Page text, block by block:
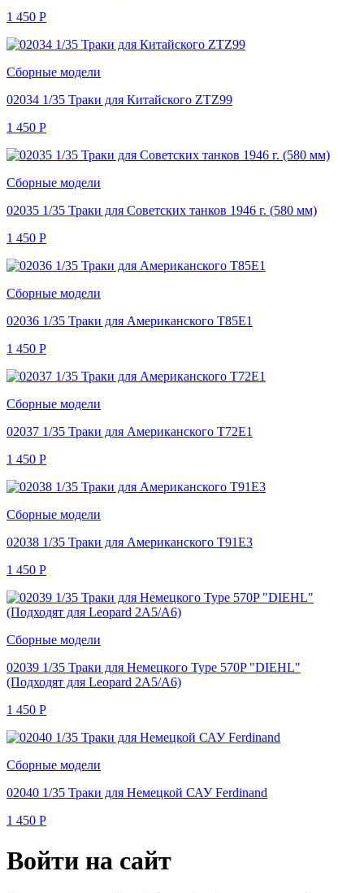
1 450 Р
Сборные модели
02034 1/35 Траки для Китайского ZTZ99
1 450 Р
Сборные модели
02035 1/35 Траки для Советских танков 1946 г. (580 мм)
1 450 Р
Сборные модели
02036 1/35 Траки для Американского T85E1
1 450 Р
Сборные модели
02037 1/35 Траки для Американского T72E1
1 450 Р
Сборные модели
02038 1/35 Траки для Американского T91E3
1 450 Р
Сборные модели
02039 1/35 Траки для Немецкого Type 570P "DIEHL"
(Подходят для Leopard 2A5/A6)
1 450 Р
Сборные модели
02040 1/35 Траки для Немецкой САУ Ferdinand
1 450 Р
Войти на сайт